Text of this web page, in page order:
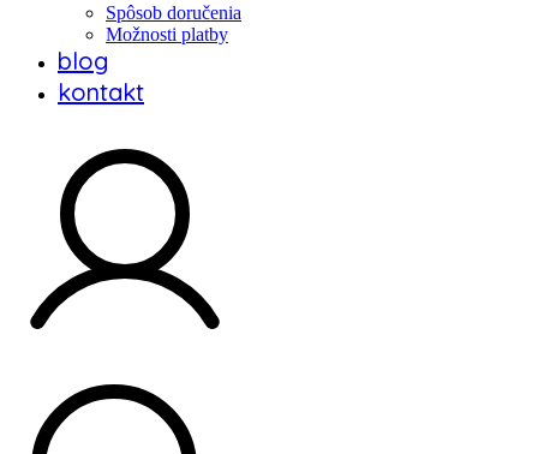
Spôsob doručenia
Možnosti platby
blog
kontakt